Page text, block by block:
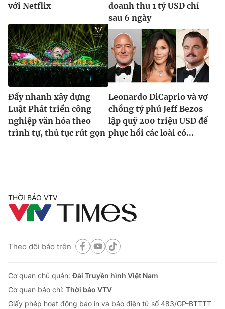
với Netflix
doanh thu 1 tỷ USD chỉ
sau 6 ngày
Đẩy nhanh xây dựng
Luật Phát triển công
nghiệp văn hóa theo
trình tự, thủ tục rút gọn
Leonardo DiCaprio và vợ
chồng tỷ phú Jeff Bezos
lập quỹ 200 triệu USD để
phục hồi các loài có...
THỜI BÁO VTV
Theo dõi báo trên
Cơ quan chủ quản:Đài Truyền hình Việt Nam
Cơ quan báo chí: Thời báo VTV
Giấy phép hoạt động báo in và báo điện tử số 483/GP-BTTTT